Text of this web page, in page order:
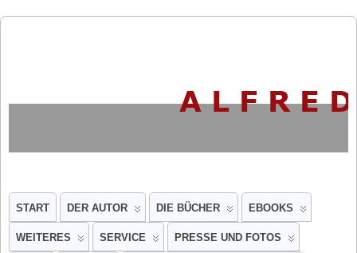
START DER AUTOR DIE BÜCHER EBOOKS
WEITERES SERVICE PRESSE UND FOTOS